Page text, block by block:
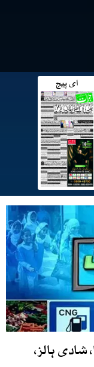
ای پیج
ہالز،